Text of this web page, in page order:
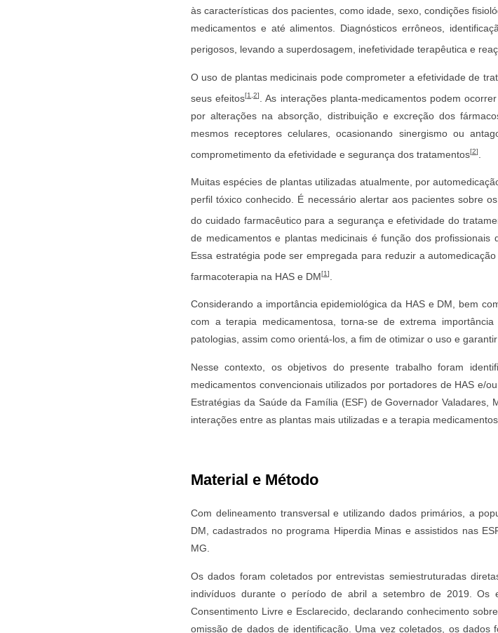
às características dos pacientes, como idade, sexo, condições
medicamentos e até alimentos. Diagnósticos errôneos,
perigosos, levando a superdosagem, inefetividade terapêutica e
O uso de plantas medicinais pode comprometer a efetividade de
seus efeitos[1 ,2]
. As interações planta-medicamentos podem
por alterações na absorção, distribuição e excreção dos
mesmos receptores celulares, ocasionando sinergismo ou
comprometimento da efetividade e segurança dos tratamentos[2]
Muitas espécies de plantas utilizadas atualmente, por
perfil tóxico conhecido. É necessário alertar aos pacientes sobre
do cuidado farmacêutico para a segurança e efetividade do
de medicamentos e plantas medicinais é função dos
Essa estratégia pode ser empregada para reduzir a
farmacoterapia na HAS e DM[1]
Considerando a importância epidemiológica da HAS e DM, bem
com a terapia medicamentosa, torna-se de extrema
patologias, assim como orientá-los, a fim de otimizar o uso e
Nesse contexto, os objetivos do presente trabalho foram
medicamentos convencionais utilizados por portadores de HAS e/
Estratégias da Saúde da Família (ESF) de Governador Valadares,
interações entre as plantas mais utilizadas e a terapia
Material e Método
Com delineamento transversal e utilizando dados primários, a
DM, cadastrados no programa Hiperdia Minas e assistidos nas
MG.
Os dados foram coletados por entrevistas semiestruturadas
indivíduos durante o período de abril a setembro de 2019. Os
Consentimento Livre e Esclarecido, declarando conhecimento
omissão de dados de identificação. Uma vez coletados, os dados